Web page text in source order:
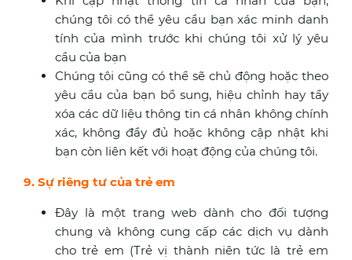
chúng tôi có thể yêu cầu bạn xác minh danh
tính của mình trước khi chúng tôi xử lý yêu
cầu của bạn
Chúng tôi cũng có thể sẽ chủ động hoặc theo
yêu cầu của bạn bổ sung, hiệu chỉnh hay tẩy
xóa các dữ liệu thông tin cá nhân không chính
xác, không đầy đủ hoặc không cập nhật khi
bạn còn liên kết với hoạt động của chúng tôi.
9. Sự riêng tư của trẻ em
Đây là một trang web dành cho đối tượng
chung và không cung cấp các dịch vụ dành
cho trẻ em (Trẻ vị thành niên tức là trẻ em